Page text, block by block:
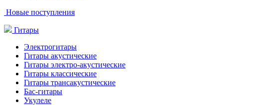
Новые поступления
Гитары
Электрогитары
Гитары акустические
Гитары электро-акустические
Гитары классические
Гитары трансакустические
Бас-гитары
Укулеле